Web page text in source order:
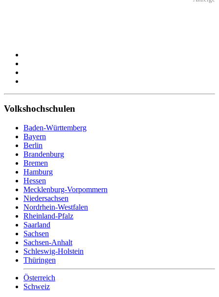
Volkshochschulen
Baden-Württemberg
Bayern
Berlin
Brandenburg
Bremen
Hamburg
Hessen
Mecklenburg-Vorpommern
Niedersachsen
Nordrhein-Westfalen
Rheinland-Pfalz
Saarland
Sachsen
Sachsen-Anhalt
Schleswig-Holstein
Thüringen
Österreich
Schweiz